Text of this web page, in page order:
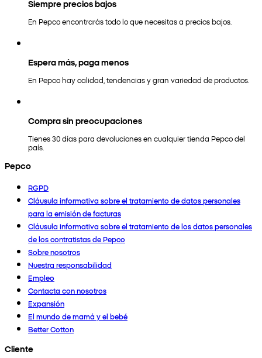
Siempre precios bajos
En Pepco encontrarás todo lo que necesitas a precios bajos.
Espera más, paga menos
En Pepco hay calidad, tendencias y gran variedad de productos.
Compra sin preocupaciones
Tienes 30 días para devoluciones en cualquier tienda Pepco del
país.
Pepco
RGPD
Cláusula informativa sobre el tratamiento de datos personales
para la emisión de facturas
Cláusula informativa sobre el tratamiento de los datos personales
de los contratistas de Pepco
Sobre nosotros
Nuestra responsabilidad
Empleo
Contacta con nosotros
Expansión
El mundo de mamá y el bebé
Better Cotton
Cliente